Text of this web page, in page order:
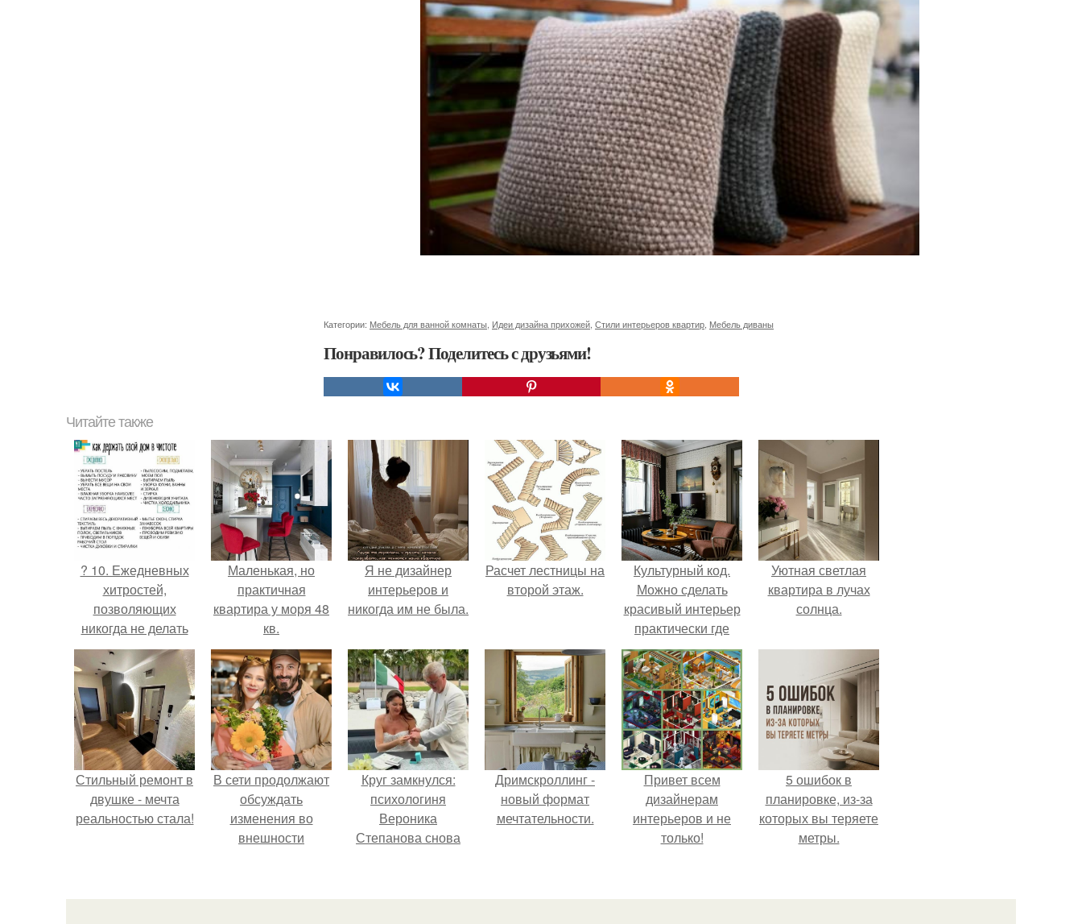
Категории: Мебель для ванной комнаты, Идеи дизайна прихожей, Стили интерьеров квартир, Мебель диваны
Понравилось? Поделитесь с друзьями!
Читайте также
? 10. Ежедневных
хитростей,
позволяющих
никогда не делать
уборку?
Маленькая, но
практичная
квартира у моря 48
кв.
Я не дизайнер
интерьеров и
никогда им не была.
Расчет лестницы на
второй этаж.
Культурный код.
Можно сделать
красивый интерьер
практически где
угодно.
Уютная светлая
квартира в лучах
солнца.
Стильный ремонт в
двушке - мечта
реальностью стала!
В сети продолжают
обсуждать
изменения во
внешности
Круг замкнулся:
психологиня
Вероника
Степанова снова
бывшего мужа.
Дримскроллинг -
новый формат
мечтательности.
Привет всем
дизайнерам
интерьеров и не
только!
5 ошибок в
планировке, из-за
которых вы теряете
метры.